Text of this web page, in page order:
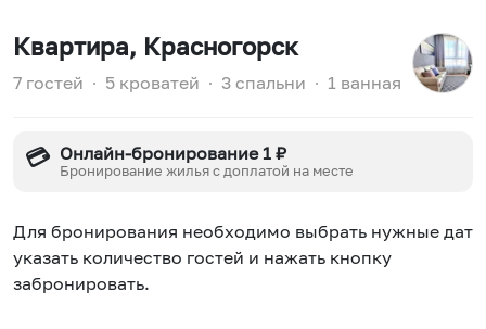
Квартира, Красногорск
7 гостей ∙ 5 кроватей ∙ 3 спальни ∙ 1 ванная
💳 Онлайн-бронирование 1 ₽
Бронирование жилья с доплатой на месте
Для бронирования необходимо выбрать нужные
указать количество гостей и нажать кнопку
забронировать.